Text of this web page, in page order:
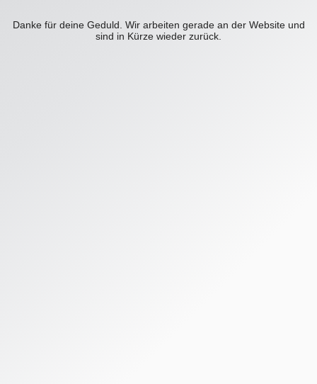
Danke für deine Geduld. Wir arbeiten gerade an der Website und
sind in Kürze wieder zurück.